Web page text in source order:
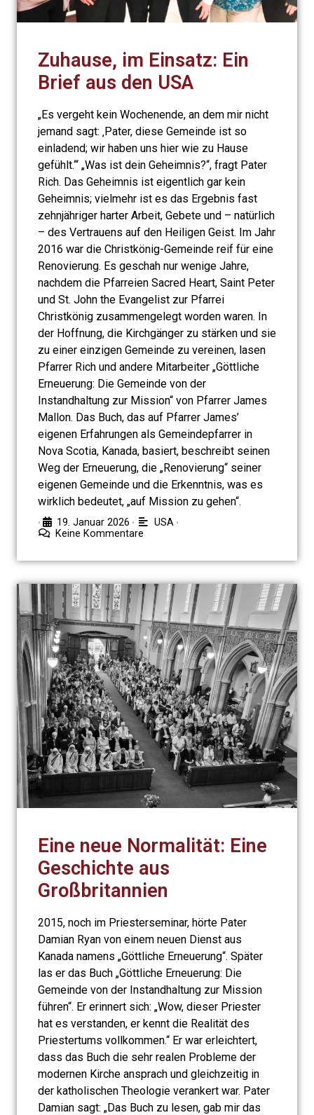
Zuhause, im Einsatz: Ein
Brief aus den USA
„Es vergeht kein Wochenende, an dem mir nicht
jemand sagt: ‚Pater, diese Gemeinde ist so
einladend; wir haben uns hier wie zu Hause
gefühlt.‘“ „Was ist dein Geheimnis?“, fragt Pater
Rich. Das Geheimnis ist eigentlich gar kein
Geheimnis; vielmehr ist es das Ergebnis fast
zehnjähriger harter Arbeit, Gebete und – natürlich
– des Vertrauens auf den Heiligen Geist. Im Jahr
2016 war die Christkönig-Gemeinde reif für eine
Renovierung. Es geschah nur wenige Jahre,
nachdem die Pfarreien Sacred Heart, Saint Peter
und St. John the Evangelist zur Pfarrei
Christkönig zusammengelegt worden waren. In
der Hoffnung, die Kirchgänger zu stärken und sie
zu einer einzigen Gemeinde zu vereinen, lasen
Pfarrer Rich und andere Mitarbeiter „Göttliche
Erneuerung: Die Gemeinde von der
Instandhaltung zur Mission“ von Pfarrer James
Mallon. Das Buch, das auf Pfarrer James’
eigenen Erfahrungen als Gemeindepfarrer in
Nova Scotia, Kanada, basiert, beschreibt seinen
Weg der Erneuerung, die „Renovierung“ seiner
eigenen Gemeinde und die Erkenntnis, was es
wirklich bedeutet, „auf Mission zu gehen“.
• 19. Januar 2026 • USA •
Keine Kommentare
Eine neue Normalität: Eine
Geschichte aus
Großbritannien
2015, noch im Priesterseminar, hörte Pater
Damian Ryan von einem neuen Dienst aus
Kanada namens „Göttliche Erneuerung“. Später
las er das Buch „Göttliche Erneuerung: Die
Gemeinde von der Instandhaltung zur Mission
führen“. Er erinnert sich: „Wow, dieser Priester
hat es verstanden, er kennt die Realität des
Priestertums vollkommen.“ Er war erleichtert,
dass das Buch die sehr realen Probleme der
modernen Kirche ansprach und gleichzeitig in
der katholischen Theologie verankert war. Pater
Damian sagt: „Das Buch zu lesen, gab mir das